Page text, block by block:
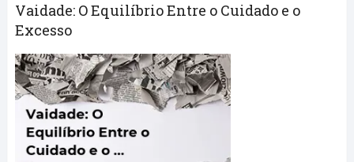
Vaidade: O Equilíbrio Entre o Cuidado e o
Excesso